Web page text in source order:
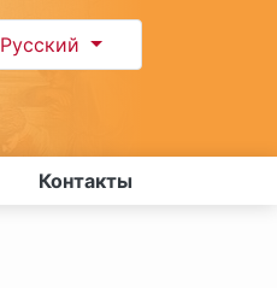
Русский
Контакты